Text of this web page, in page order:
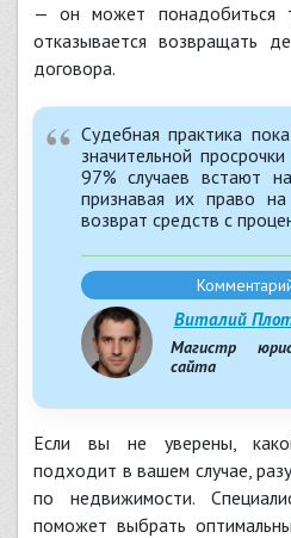
— он может понадобиться
отказывается возвращать
договора.
Судебная практика
значительной
97% случаев встают
признавая их право
возврат средств с
Виталий
Магистр
сайта
Если вы не уверены,
подходит в вашем случае,
по недвижимости.
поможет выбрать